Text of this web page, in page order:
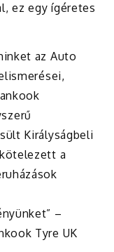
ez egy ígéretes
az Auto
Királyságbeli
a
–
Tyre UK